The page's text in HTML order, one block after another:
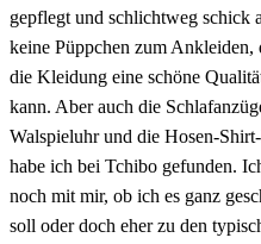
gepflegt und schlichtweg schick
keine Püppchen zum Ankleiden,
die Kleidung eine schöne
kann. Aber auch die
Walspieluhr und die Hosen-
habe ich bei Tchibo gefunden.
noch mit mir, ob ich es ganz
soll oder doch eher zu den